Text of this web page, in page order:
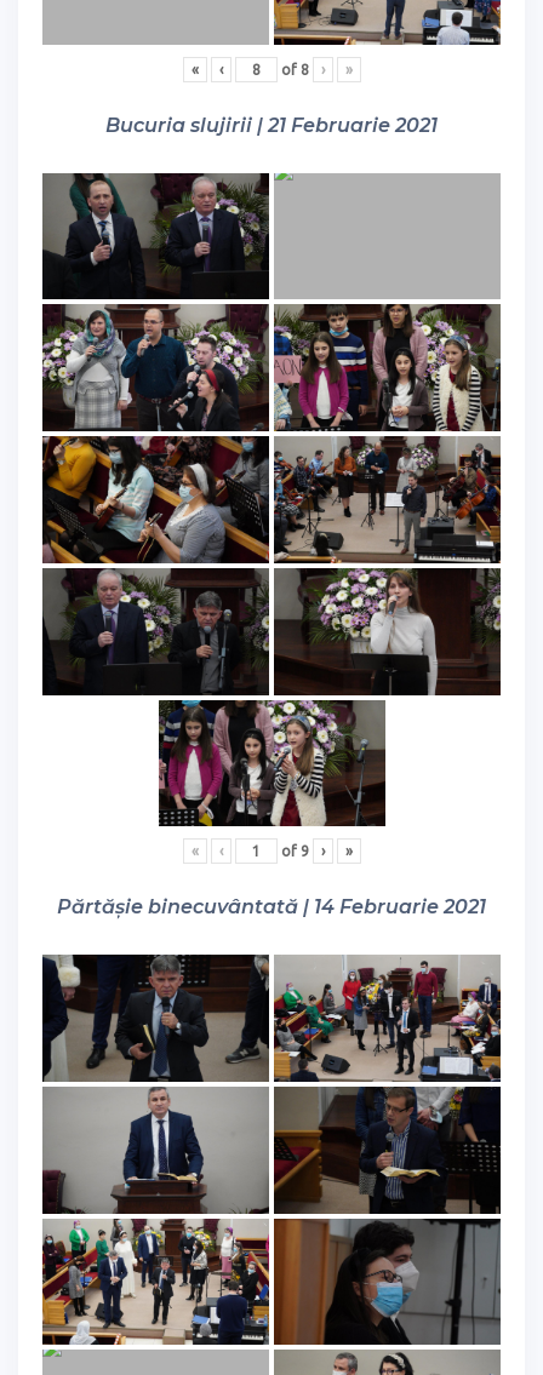
« ‹ of 8 › »
Bucuria slujirii | 21 Februarie 2021
« ‹ of 9 › »
Părtășie binecuvântată | 14 Februarie 2021